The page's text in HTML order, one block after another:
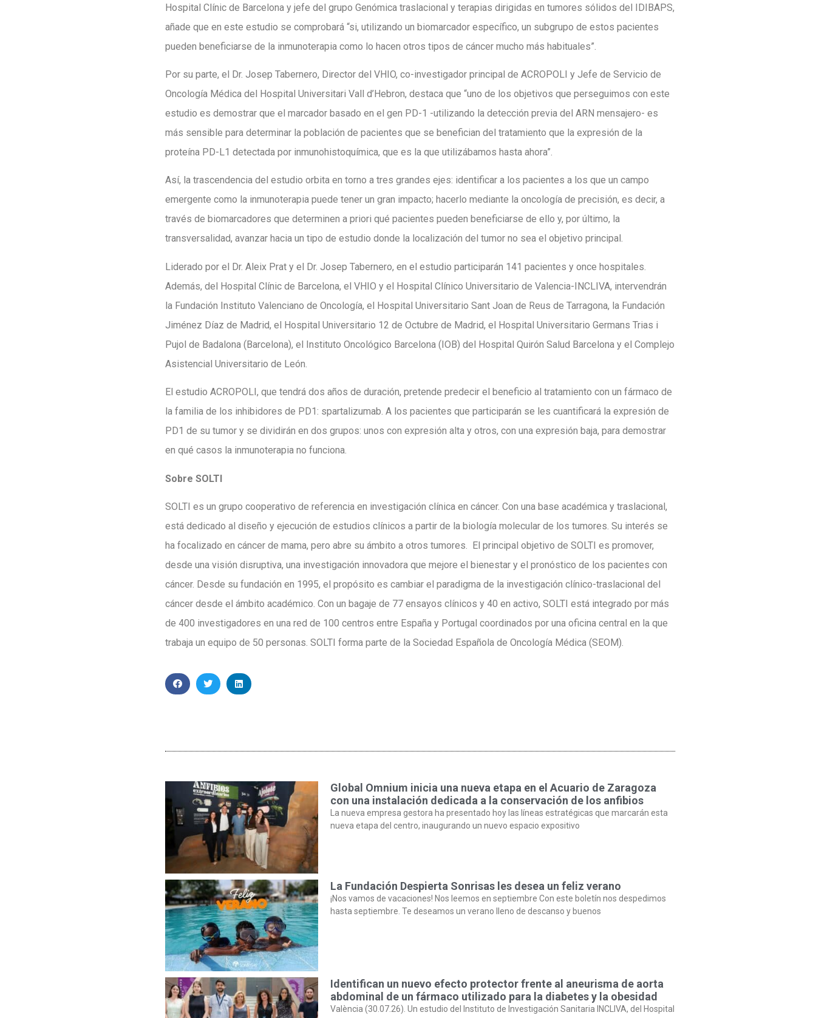
Hospital Clínic de Barcelona y jefe del grupo Genómica traslacional y terapias dirigidas en tumores sólidos del IDIBAPS,
añade que en este estudio se comprobará “si, utilizando un biomarcador específico, un subgrupo de estos pacientes
pueden beneficiarse de la inmunoterapia como lo hacen otros tipos de cáncer mucho más habituales”.
Por su parte, el Dr. Josep Tabernero, Director del VHIO, co-investigador principal de ACROPOLI y Jefe de Servicio de
Oncología Médica del Hospital Universitari Vall d’Hebron, destaca que “uno de los objetivos que perseguimos con este
estudio es demostrar que el marcador basado en el gen PD-1 -utilizando la detección previa del ARN mensajero- es
más sensible para determinar la población de pacientes que se benefician del tratamiento que la expresión de la
proteína PD-L1 detectada por inmunohistoquímica, que es la que utilizábamos hasta ahora”.
Así, la trascendencia del estudio orbita en torno a tres grandes ejes: identificar a los pacientes a los que un campo
emergente como la inmunoterapia puede tener un gran impacto; hacerlo mediante la oncología de precisión, es decir, a
través de biomarcadores que determinen a priori qué pacientes pueden beneficiarse de ello y, por último, la
transversalidad, avanzar hacia un tipo de estudio donde la localización del tumor no sea el objetivo principal.
Liderado por el Dr. Aleix Prat y el Dr. Josep Tabernero, en el estudio participarán 141 pacientes y once hospitales.
Además, del Hospital Clínic de Barcelona, el VHIO y el Hospital Clínico Universitario de Valencia-INCLIVA, intervendrán
la Fundación Instituto Valenciano de Oncología, el Hospital Universitario Sant Joan de Reus de Tarragona, la Fundación
Jiménez Díaz de Madrid, el Hospital Universitario 12 de Octubre de Madrid, el Hospital Universitario Germans Trias i
Pujol de Badalona (Barcelona), el Instituto Oncológico Barcelona (IOB) del Hospital Quirón Salud Barcelona y el Complejo
Asistencial Universitario de León.
El estudio ACROPOLI, que tendrá dos años de duración, pretende predecir el beneficio al tratamiento con un fármaco de
la familia de los inhibidores de PD1: spartalizumab. A los pacientes que participarán se les cuantificará la expresión de
PD1 de su tumor y se dividirán en dos grupos: unos con expresión alta y otros, con una expresión baja, para demostrar
en qué casos la inmunoterapia no funciona.
Sobre SOLTI
SOLTI es un grupo cooperativo de referencia en investigación clínica en cáncer. Con una base académica y traslacional,
está dedicado al diseño y ejecución de estudios clínicos a partir de la biología molecular de los tumores. Su interés se
ha focalizado en cáncer de mama, pero abre su ámbito a otros tumores. El principal objetivo de SOLTI es promover,
desde una visión disruptiva, una investigación innovadora que mejore el bienestar y el pronóstico de los pacientes con
cáncer. Desde su fundación en 1995, el propósito es cambiar el paradigma de la investigación clínico-traslacional del
cáncer desde el ámbito académico. Con un bagaje de 77 ensayos clínicos y 40 en activo, SOLTI está integrado por más
de 400 investigadores en una red de 100 centros entre España y Portugal coordinados por una oficina central en la que
trabaja un equipo de 50 personas. SOLTI forma parte de la Sociedad Española de Oncología Médica (SEOM).
Global Omnium inicia una nueva etapa en el Acuario de Zaragoza
con una instalación dedicada a la conservación de los anfibios
La nueva empresa gestora ha presentado hoy las líneas estratégicas que marcarán esta
nueva etapa del centro, inaugurando un nuevo espacio expositivo
La Fundación Despierta Sonrisas les desea un feliz verano
¡Nos vamos de vacaciones! Nos leemos en septiembre Con este boletín nos despedimos
hasta septiembre. Te deseamos un verano lleno de descanso y buenos
Identifican un nuevo efecto protector frente al aneurisma de aorta
abdominal de un fármaco utilizado para la diabetes y la obesidad
València (30.07.26). Un estudio del Instituto de Investigación Sanitaria INCLIVA, del Hospital